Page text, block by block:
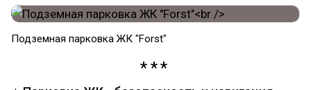
Подземная парковка ЖК "Forst"